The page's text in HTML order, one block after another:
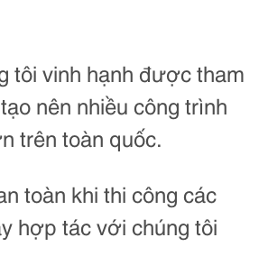
tôi vinh hạnh được tham
nên nhiều công trình
trên toàn quốc.
toàn khi thi công các
hợp tác với chúng tôi